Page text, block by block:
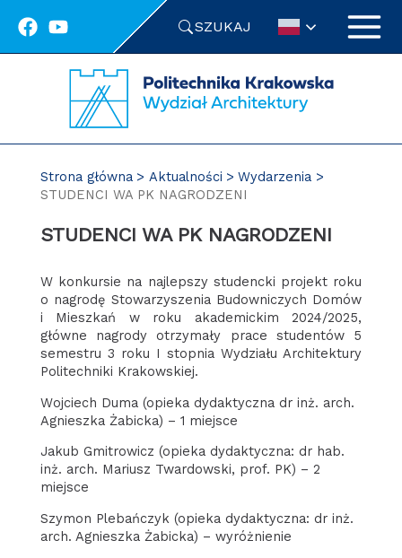
SZUKAJ
Strona główna Aktualności
Wydarzenia
STUDENCI WA PK NAGRODZENI
STUDENCI WA PK NAGRODZENI
W konkursie na najlepszy studencki projekt roku
o nagrodę Stowarzyszenia Budowniczych Domów
i Mieszkań w roku akademickim 2024/2025,
główne nagrody otrzymały prace studentów 5
semestru 3 roku I stopnia Wydziału Architektury
Politechniki Krakowskiej.
Wojciech Duma (opieka dydaktyczna dr inż. arch.
Agnieszka Żabicka) – 1 miejsce
Jakub Gmitrowicz (opieka dydaktyczna: dr hab.
inż. arch. Mariusz Twardowski, prof. PK) – 2
miejsce
Szymon Plebańczyk (opieka dydaktyczna: dr inż.
arch. Agnieszka Żabicka) – wyróżnienie